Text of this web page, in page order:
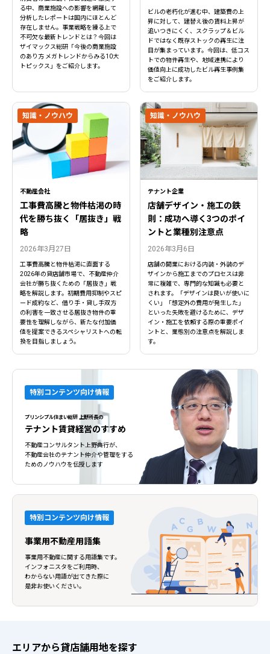
る中、商業施設への影響を網羅して
分析したレポートは国内にほとんど
存在しません。事業戦略を練る上で
不可欠な最新トレンドとは？今回は
ザイマックス総研「今後の商業施設
のあり方 メガトレンドからみる10大
トピックス」をご紹介します。
ビルの老朽化が進む中、建築費の上
昇に対して、建替え後の賃料上昇が
追いつきにくく、スクラップ＆ビル
ドではなく既存ストックの再生に注
目が集まっています。今回は、低コス
トでの物件再生や、地域連携により
価値向上に成功したビル再生事例集
をご紹介します。
不動産会社
工事費高騰と物件枯渇の時
代を勝ち抜く「居抜き」戦
略
2026年3月27日
工事費高騰と物件枯渇に直面する
2026年の貸店舗市場で、不動産仲介
会社が勝ち抜くための「居抜き」戦
略を解説します。初期費用抑制やスピ
ード成約など、借り手・貸し手双方
の利害を一致させる居抜き物件の重
要性を理解しながら、新たな付加価
値を提案できるスペシャリストへの転
換を目指しましょう。
知識・ノウハウ
テナント企業
店舗デザイン・施工の鉄
則：成功へ導く3つのポイ
ントと業種別注意点
2026年3月6日
店舗の開業における内装・外装のデ
ザインから施工までのプロセスは非
常に複雑で、専門的な知識も必要と
されます。「デザインは良いが使いに
くい」「想定外の費用が発生した」
といった失敗を避けるために、デザ
イン・施工を依頼する際の重要ポイ
ントと、業態別の注意点を解説しま
す。
知識・ノウハウ
特別コンテンツ向け情報
プリンシプル住まい総研 上野所長の
テナント賃貸経営のすすめ
不動産コンサルタント上野典行が、
不動産会社のテナント仲介や管理をする
ためのノウハウを伝授します
特別コンテンツ向け情報
事業用不動産用語集
事業用不動産に関する用語集です。
インフォニスタをご利用時、
わからない用語が出てきた際に
是非お使いください。
エリアから貸店舗用地を探す